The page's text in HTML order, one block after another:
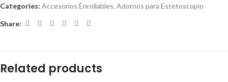
Categories: Accesorios Enrollables, Adornos para Estetoscopio
Share:
Related products